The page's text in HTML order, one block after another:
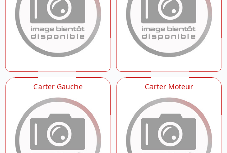
Carter Gauche Carter Moteur